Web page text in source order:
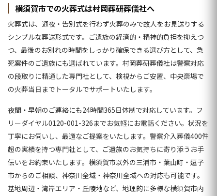
横須賀市での火葬式は村岡葬研葬儀社へ
火葬式は、通夜・告別式を行わず火葬のみで故人をお見送りする
シンプルな葬送形式です。ご遺族の経済的・精神的負担を抑えつ
つ、最後のお別れの時間をしっかり確保できる選び方として、急
死案件のご遺族にも選ばれています。村岡葬研葬儀社は警察対応
の段取りに精通した専門社として、検視からご安置、中央斎場で
の火葬当日までトータルでサポートいたします。
夜間・早朝のご連絡にも24時間365日体制で対応しています。フ
リーダイヤル0120-001-326までお気軽にお電話ください。状況を
丁寧にお伺いし、最適なご提案をいたします。警察介入葬儀400件
超の実績を持つ専門社として、ご遺族のお気持ちに寄り添うお手
伝いをお約束いたします。横須賀市以外の三浦市・葉山町・逗子
市からのご相談、神奈川全域・神奈川全域への対応も可能です。
基地周辺・湾岸エリア・丘陵地など、地理的に多様な横須賀市内